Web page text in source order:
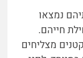
נמצאו
חייהם.
מצליחים